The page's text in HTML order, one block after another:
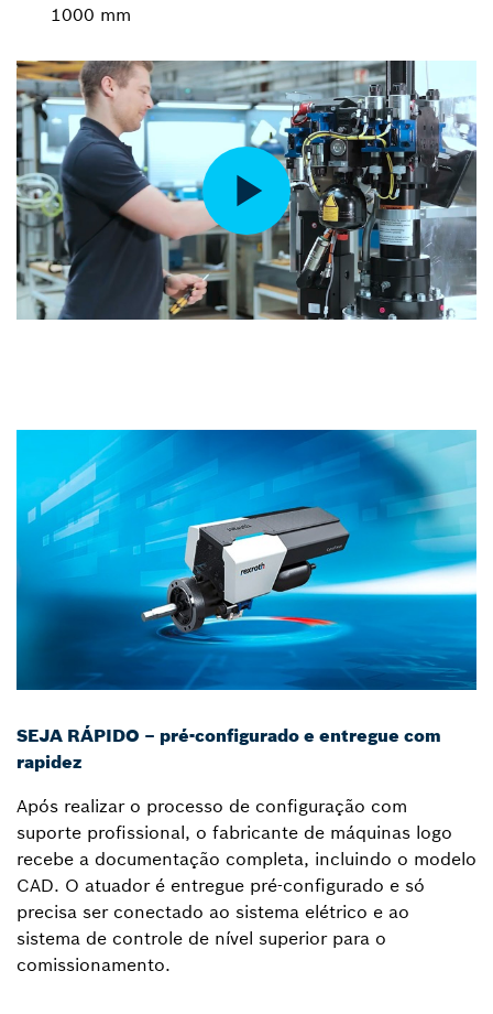
1000 mm
SEJA RÁPIDO – pré-configurado e entregue com
rapidez
Após realizar o processo de configuração com
suporte profissional, o fabricante de máquinas logo
recebe a documentação completa, incluindo o modelo
CAD. O atuador é entregue pré-configurado e só
precisa ser conectado ao sistema elétrico e ao
sistema de controle de nível superior para o
comissionamento.